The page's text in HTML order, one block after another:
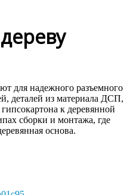
для надежного разъемного
деталей из материала ДСП,
к деревянной
сборки и монтажа, где
основа.